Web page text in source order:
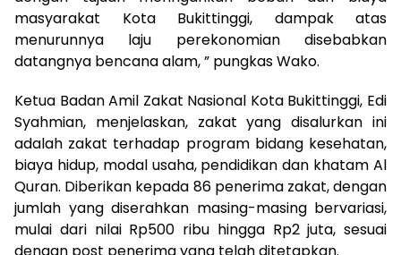
masyarakat Kota Bukittinggi, dampak atas
menurunnya laju perekonomian disebabkan
datangnya bencana alam, ” pungkas Wako.
Ketua Badan Amil Zakat Nasional Kota Bukittinggi, Edi
Syahmian, menjelaskan, zakat yang disalurkan ini
adalah zakat terhadap program bidang kesehatan,
biaya hidup, modal usaha, pendidikan dan khatam Al
Quran. Diberikan kepada 86 penerima zakat, dengan
jumlah yang diserahkan masing-masing bervariasi,
mulai dari nilai Rp500 ribu hingga Rp2 juta, sesuai
dengan post penerima yang telah ditetapkan.